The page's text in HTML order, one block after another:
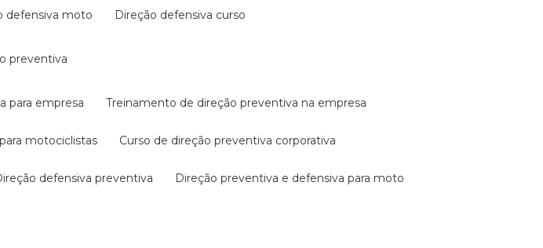
defensiva moto direção defensiva curso
preventiva
para empresa treinamento de direção preventiva na empresa
motociclistas curso de direção preventiva corporativa
direção defensiva preventiva direção preventiva e defensiva para moto